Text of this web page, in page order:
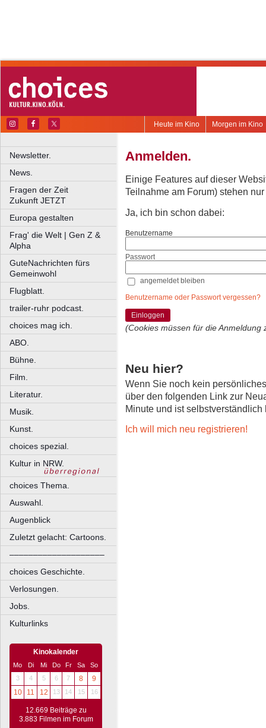
Morgen im Kino
Heute im Kino
Newsletter.
News.
Fragen der Zeit
Zukunft JETZT
Europa gestalten
Frag' die Welt | Gen Z &
Alpha
GuteNachrichten fürs
Gemeinwohl
Flugblatt.
trailer-ruhr podcast.
choices mag ich.
ABO.
Bühne.
Film.
Literatur.
Musik.
Kunst.
choices spezial.
Kultur in NRW.
choices Thema.
Auswahl.
Augenblick
Zuletzt gelacht: Cartoons.
––––––––––––––––––––
choices Geschichte.
Verlosungen.
Jobs.
Kulturlinks
Kinokalender
Mo Di Mi Do Fr Sa
So
3
4 5 6 7 8
9
10
11 12 13 14 15 16
12.669 Beiträge zu
3.883 Filmen im Forum
Anmelden.
Einige Features auf dieser
Teilnahme am Forum) stehen
Ja, ich bin schon dabei:
Benutzername
Passwort
angemeldet bleiben
Benutzername oder Passwort vergessen?
Einloggen
(Cookies müssen für die Anmeldung
Neu hier?
Wenn Sie noch kein
über den folgenden Link zur
Minute und ist selbstverständlich
Ich will mich neu registrieren!